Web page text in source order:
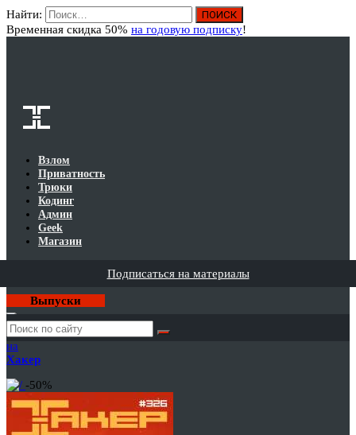
Найти:
Временная скидка 50% на годовую подписку!
Взлом
Приватность
Трюки
Кодинг
Админ
Geek
Магазин
Подписаться на материалы
Выпуски
Годовая
подписка
на
Хакер
-50%